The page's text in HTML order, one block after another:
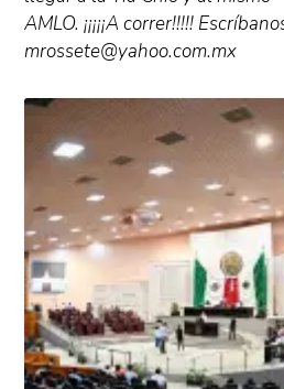
AMLO. ¡¡¡¡¡A correr!!!!!
mrossete@yahoo.com.mx